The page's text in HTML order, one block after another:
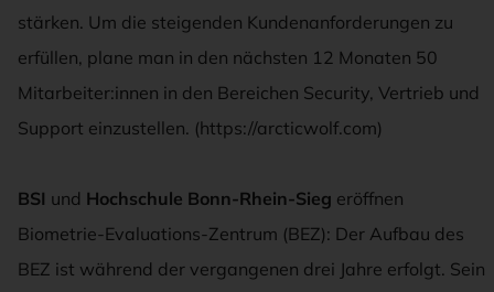
stärken. Um die steigenden Kundenanforderungen zu
erfüllen, plane man in den nächsten 12 Monaten 50
Mitarbeiter:innen in den Bereichen Security, Vertrieb und
Support einzustellen. (https://arcticwolf.com)
BSI und Hochschule Bonn-Rhein-Sieg eröffnen
Biometrie-Evaluations-Zentrum (BEZ): Der Aufbau des
BEZ ist während der vergangenen drei Jahre erfolgt. Sein